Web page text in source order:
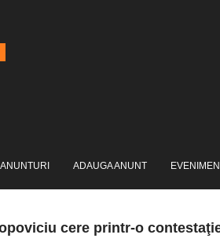
ANUNTURI ADAUGA ANUNT
cere printr-o